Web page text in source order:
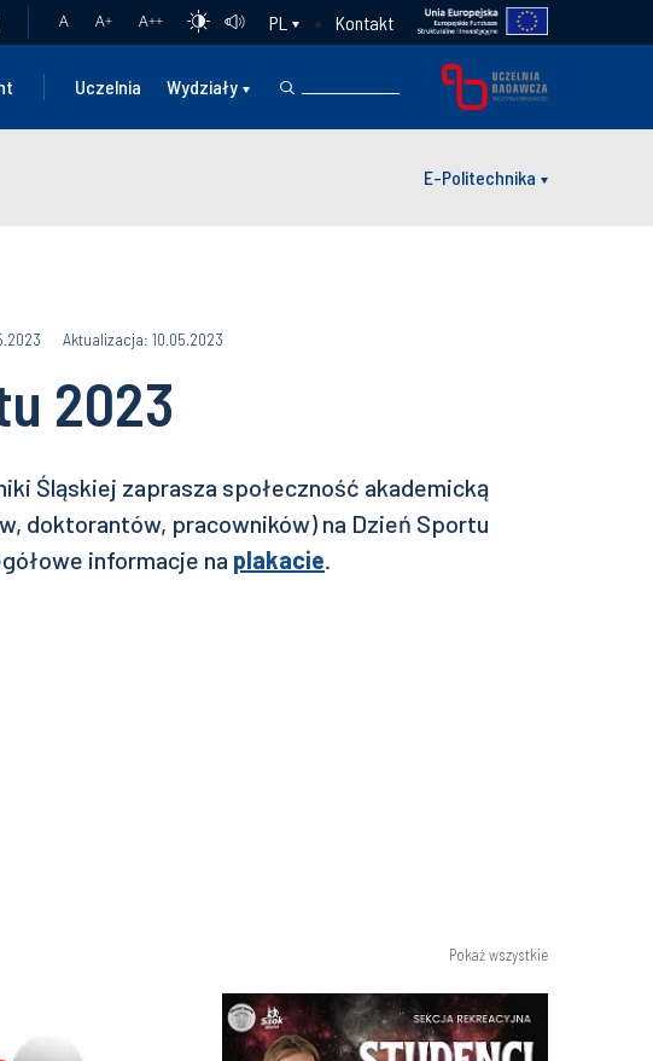
A A+ A++ PL Kontakt
Uczelnia Wydziały
E-Politechnika
Aktualizacja: 10.05.2023
2023
Śląskiej zaprasza społeczność akademicką
doktorantów, pracowników) na Dzień Sportu
informacje na plakacie.
Pokaż wszystkie